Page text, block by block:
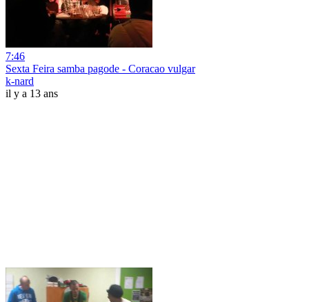
7:46
Sexta Feira samba pagode - Coracao vulgar
k-nard
il y a 13 ans